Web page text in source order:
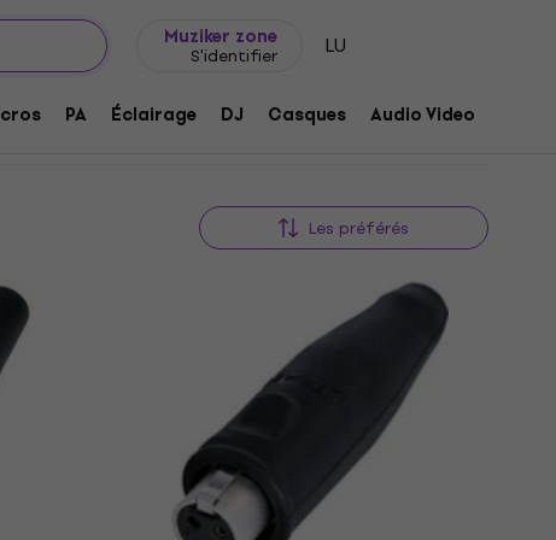
Muziker zone
S'identifier LU
PA Éclairage DJ Casques Audio Video
Les préférés